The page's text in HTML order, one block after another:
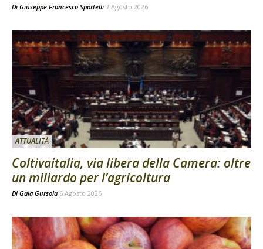
Di Giuseppe Francesco Sportelli 7 Agosto 2026
ATTUALITÀ
Coltivaitalia, via libera della Camera: oltre
un miliardo per l’agricoltura
Di Gaia Gursola 6 Agosto 2026